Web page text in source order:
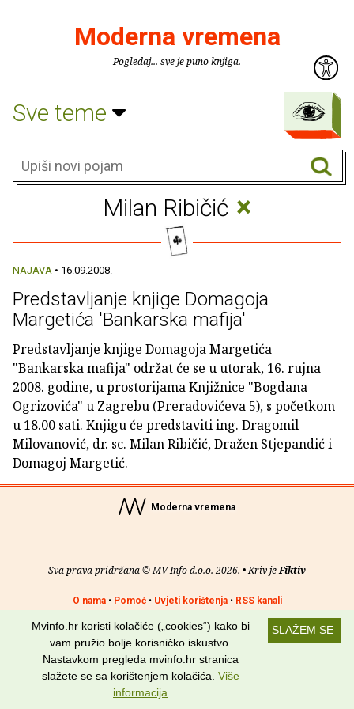
Moderna vremena
Pogledaj... sve je puno knjiga.
Sve teme
Milan Ribičić ×
NAJAVA • 16.09.2008.
Predstavljanje knjige Domagoja
Margetića 'Bankarska mafija'
Predstavljanje knjige Domagoja Margetića
"Bankarska mafija" održat će se u utorak, 16. rujna
2008. godine, u prostorijama Knjižnice "Bogdana
Ogrizovića" u Zagrebu (Preradovićeva 5), s početkom
u 18.00 sati. Knjigu će predstaviti ing. Dragomil
Milovanović, dr. sc. Milan Ribičić, Dražen Stjepandić i
Domagoj Margetić.
Moderna vremena
Sva prava pridržana © MV Info d.o.o. 2026. • Kriv jeFiktiv
O nama• Pomoć• Uvjeti korištenja• RSS kanali
Potraži nas na: SLAŽEM SE
Mvinfo.hr koristi kolačiće („cookies“) kako bi
vam pružio bolje korisničko iskustvo.
Nastavkom pregleda mvinfo.hr stranica
slažete se sa korištenjem kolačića. Više
informacija